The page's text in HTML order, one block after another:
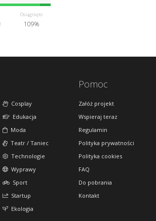
Osiągnięto
109%
Cosplay
Edukacja
Moda
Teatr / Taniec
Technologie
Wyprawy
Sport
Startup
Ekologia
Pomoc
Załóż projekt
Wspieraj teraz
Regulamin
Polityka prywatności
Polityka cookies
FAQ
Do pobrania
Kontakt